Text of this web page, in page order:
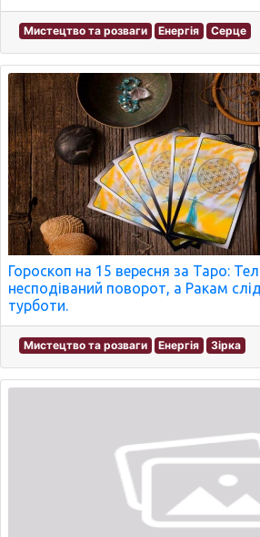
Мистецтво та розваги Енергія Серце
Гороскоп на 15 вересня за Таро:
несподіваний поворот, а Ракам
турботи.
Мистецтво та розваги Енергія Зірка